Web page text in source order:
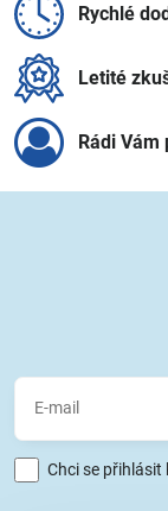
Rychlé
Letité
Rádi Vám
Chci se přihlásit